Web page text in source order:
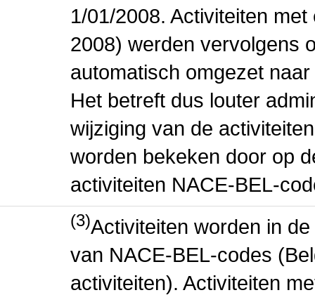
1/01/2008. Activiteiten
2008) werden vervolgens
automatisch omgezet
Het betreft dus louter
wijziging van de
worden bekeken door op
activiteiten NACE-BEL-
(3)Activiteiten worden in
van NACE-BEL-codes
activiteiten). Activiteiten